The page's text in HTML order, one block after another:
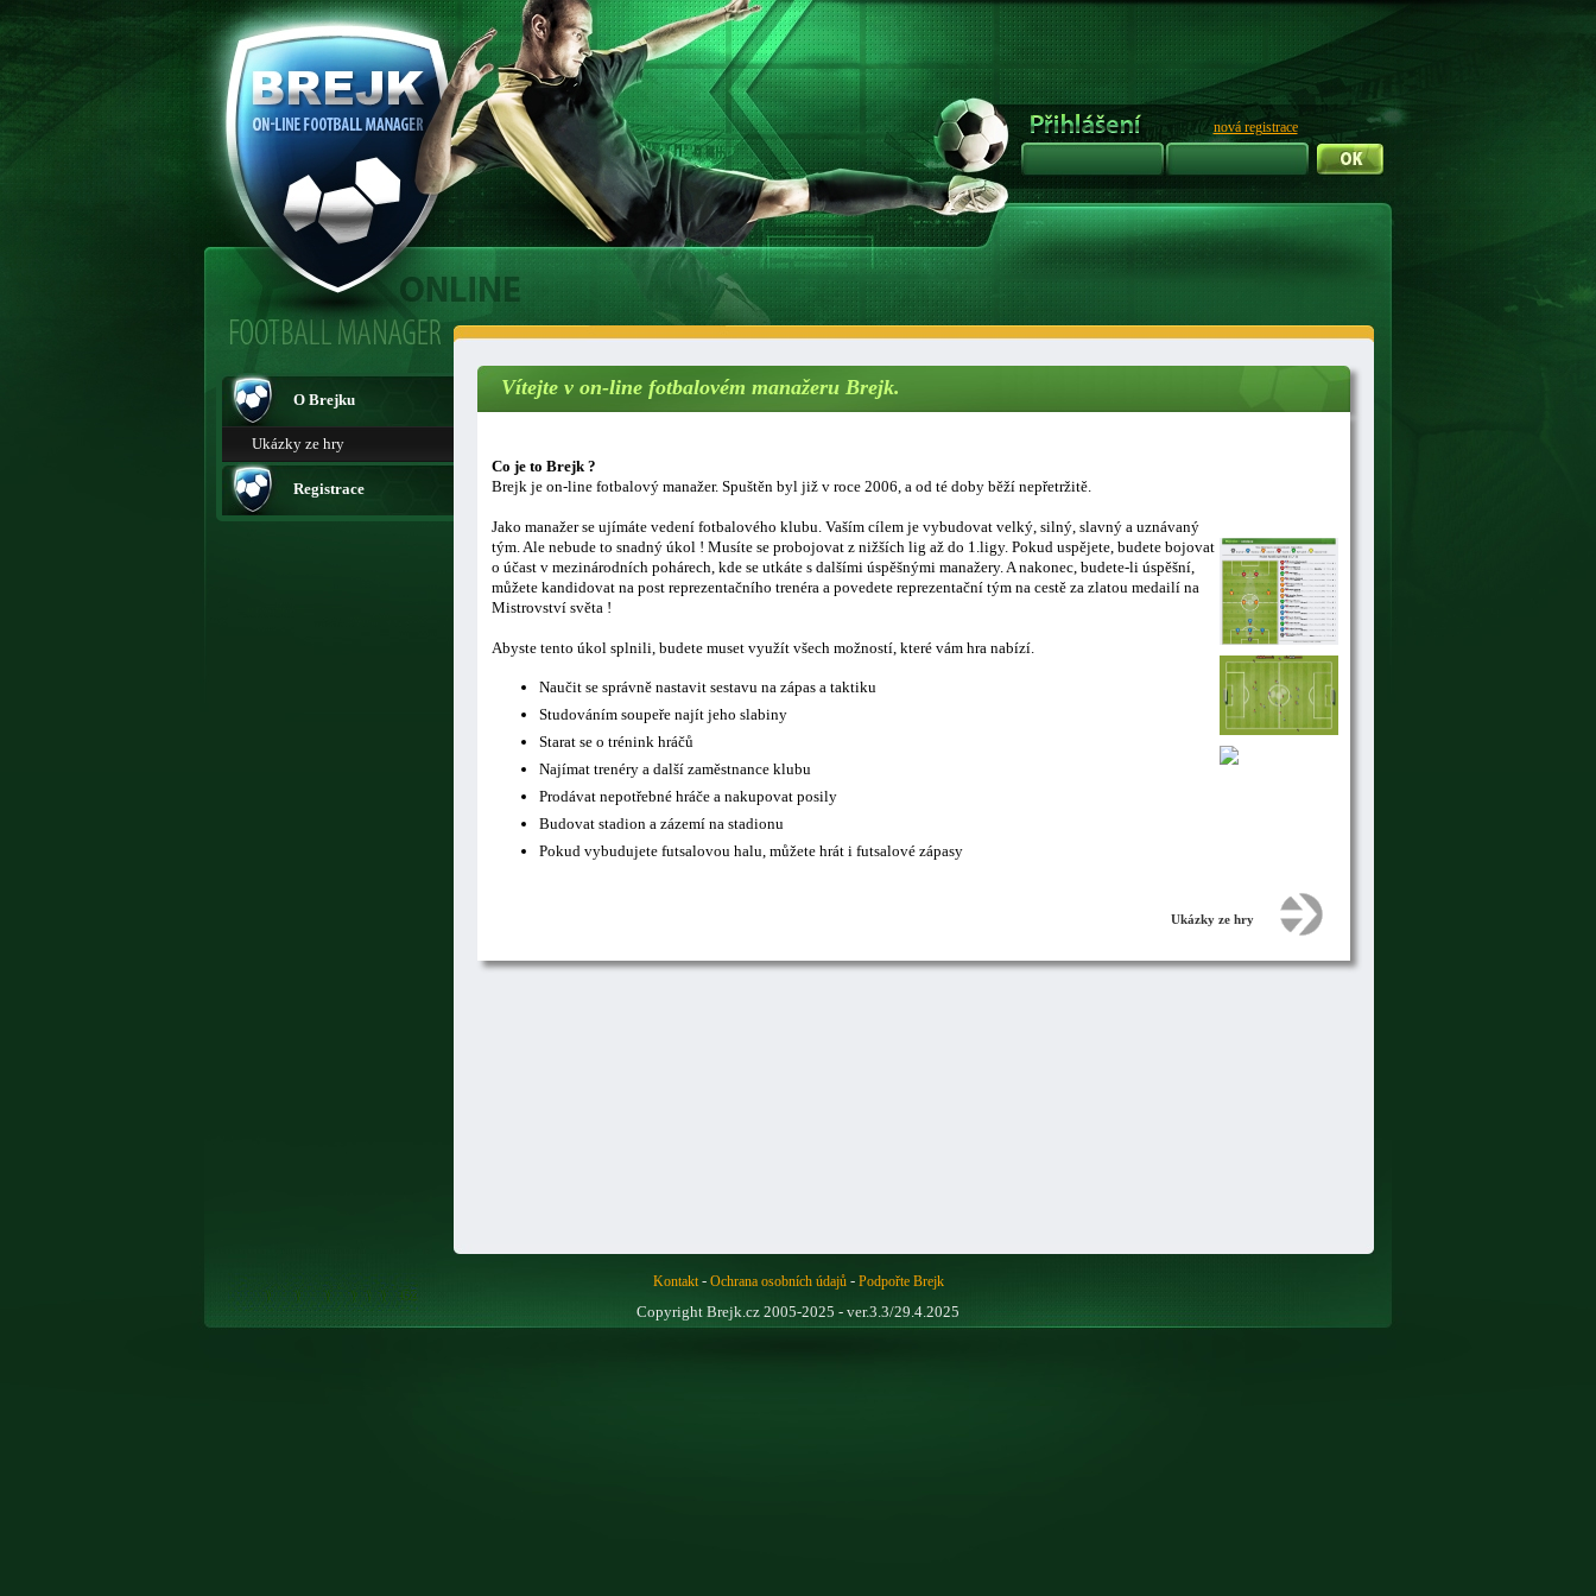
nová registrace
O Brejku
Ukázky ze hry
Registrace
Vítejte v on-line fotbalovém manažeru Brejk.
Co je to Brejk ?
Brejk je on-line fotbalový manažer. Spuštěn byl již v roce 2006, a od té doby běží nepřetržitě.
Jako manažer se ujímáte vedení fotbalového klubu. Vaším cílem je vybudovat velký, silný, slavný a uznávaný
tým. Ale nebude to snadný úkol ! Musíte se probojovat z nižších lig až do 1.ligy. Pokud uspějete, budete bojovat
o účast v mezinárodních pohárech, kde se utkáte s dalšími úspěšnými manažery. A nakonec, budete-li úspěšní,
můžete kandidovat na post reprezentačního trenéra a povedete reprezentační tým na cestě za zlatou medailí na
Mistrovství světa !
Abyste tento úkol splnili, budete muset využít všech možností, které vám hra nabízí.
Naučit se správně nastavit sestavu na zápas a taktiku
Studováním soupeře najít jeho slabiny
Starat se o trénink hráčů
Najímat trenéry a další zaměstnance klubu
Prodávat nepotřebné hráče a nakupovat posily
Budovat stadion a zázemí na stadionu
Pokud vybudujete futsalovou halu, můžete hrát i futsalové zápasy
Ukázky ze hry
Kontakt- Ochrana osobních údajů- Podpořte Brejk
Copyright Brejk.cz 2005-2025 - ver.3.3/29.4.2025